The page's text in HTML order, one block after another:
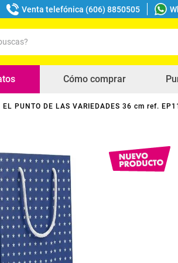
Venta telefónica (606) 8850505
Cómo comprar
PUNTO DE LAS VARIEDADES 36 cm ref.
buscados